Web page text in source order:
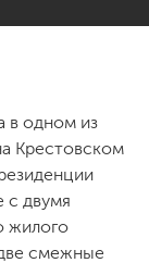
в одном из
Крестовском
с двумя
жилого
смежные